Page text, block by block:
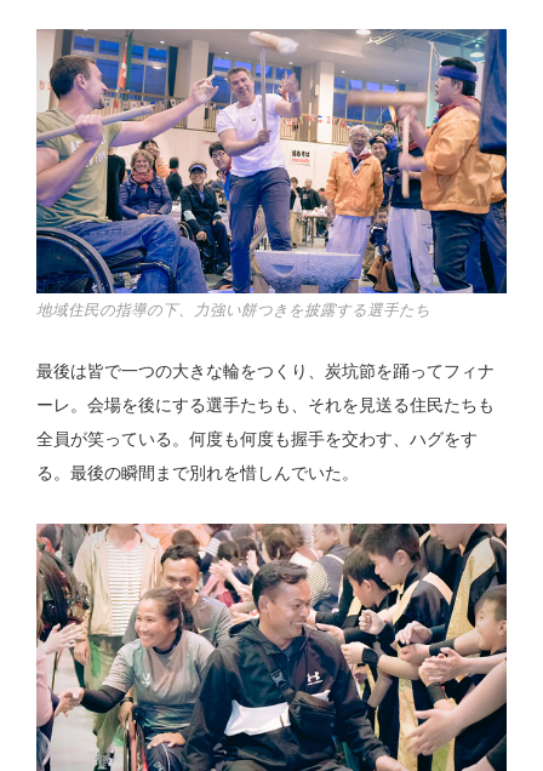
地域住民の指導の下、力強い餅つきを披露する選手たち
最後は皆で一つの大きな輪をつくり、炭坑節を踊ってフィナ
ーレ。会場を後にする選手たちも、それを見送る住民たちも
全員が笑っている。何度も何度も握手を交わす、ハグをす
る。最後の瞬間まで別れを惜しんでいた。